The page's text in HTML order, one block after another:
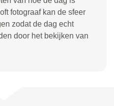
fotograaf kan de sfeer
zodat de dag echt
door het bekijken van